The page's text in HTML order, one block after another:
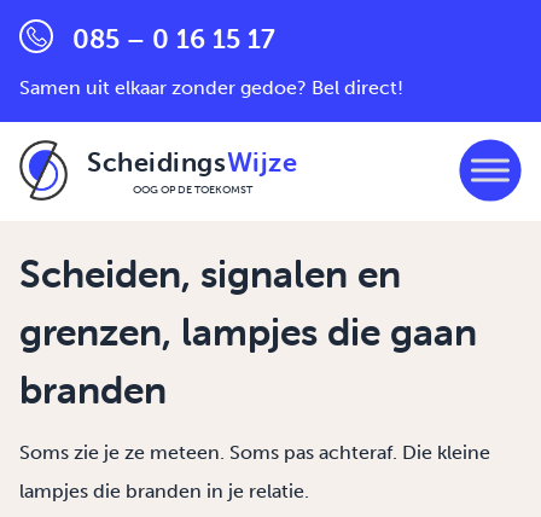
085 – 0 16 15 17
Samen uit elkaar zonder gedoe? Bel direct!
ScheidingsWijze
OOG OP DE TOEKOMST
Scheiden, signalen en
grenzen, lampjes die gaan
branden
Soms zie je ze meteen. Soms pas achteraf. Die kleine
lampjes die branden in je relatie.